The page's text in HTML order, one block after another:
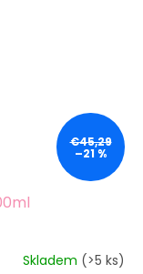
€45,29
–21 %
Skladem (>5 ks)